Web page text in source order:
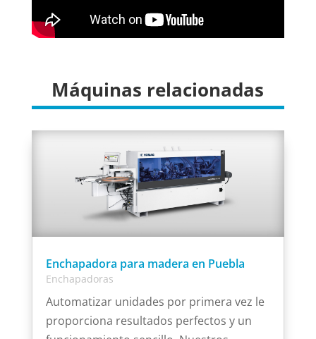
Máquinas relacionadas
Enchapadora para madera en Puebla
Enchapadoras
Automatizar unidades por primera vez le
proporciona resultados perfectos y un